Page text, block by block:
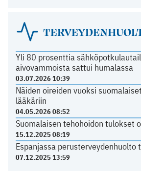
Yli 80 prosenttia
aivovammoista sattui humalassa
03.07.2026 10:39
Näiden oireiden vuoksi
lääkäriin
04.05.2026 08:52
Suomalaisen tehohoidon tulokset
15.12.2025 08:19
Espanjassa perusterveydenhuolto
07.12.2025 13:59